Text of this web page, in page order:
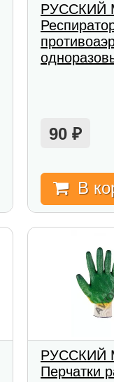
РУССКИЙ
90₽
В
РУССКИЙ
Перчатки